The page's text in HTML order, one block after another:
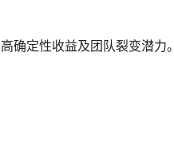
确定性收益及团队裂变潜力。